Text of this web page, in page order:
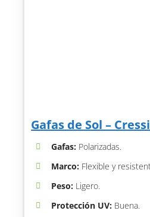
Gafas de Sol –
Gafas:Polarizadas.
Marco:Flexible y
Peso:Ligero.
Protección UV:Buena.